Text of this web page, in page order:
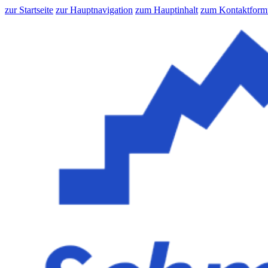
zur Startseite zur Hauptnavigation zum Hauptinhalt zum